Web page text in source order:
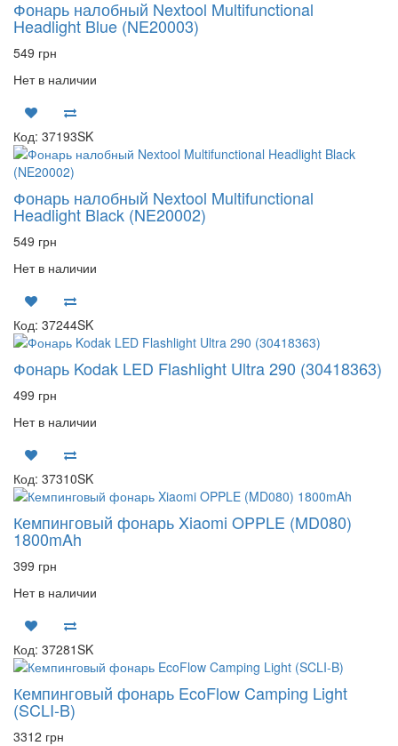
Фонарь налобный Nextool Multifunctional
Headlight Blue (NE20003)
549 грн
Нет в наличии
Код: 37193SK
Фонарь налобный Nextool Multifunctional
Headlight Black (NE20002)
549 грн
Нет в наличии
Код: 37244SK
Фонарь Kodak LED Flashlight Ultra 290 (30418363)
499 грн
Нет в наличии
Код: 37310SK
Кемпинговый фонарь Xiaomi OPPLE (MD080)
1800mAh
399 грн
Нет в наличии
Код: 37281SK
Кемпинговый фонарь EcoFlow Camping Light
(SCLI-B)
3312 грн